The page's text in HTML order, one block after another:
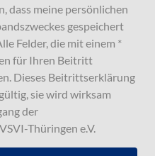
dass meine persönlichen
gespeichert
Felder, die mit einem *
für Ihren Beitritt
Dieses Beitrittserklärung
sie wird wirksam
der
Thüringen e.V.